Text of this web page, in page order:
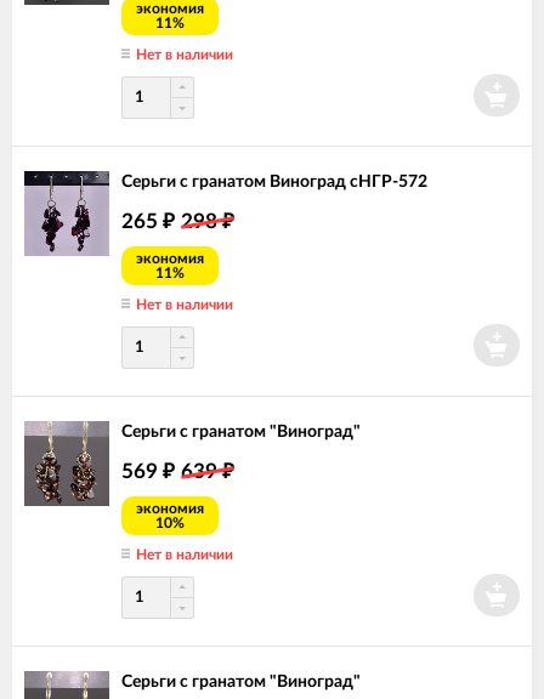
экономия
11%
Нет в наличии
Серьги с гранатом Виноград сНГР-572
265 ₽ 298₽
экономия
11%
Нет в наличии
Серьги с гранатом "Виноград"
569 ₽ 639₽
экономия
10%
Нет в наличии
Серьги с гранатом "Виноград"